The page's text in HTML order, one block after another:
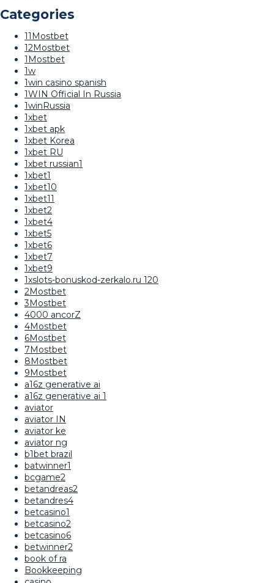
Categories
11Mostbet
12Mostbet
1Mostbet
1w
1win casino spanish
1WIN Official In Russia
1winRussia
1xbet
1xbet apk
1xbet Korea
1xbet RU
1xbet russian1
1xbet1
1xbet10
1xbet11
1xbet2
1xbet4
1xbet5
1xbet6
1xbet7
1xbet9
1xslots-bonuskod-zerkalo.ru 120
2Mostbet
3Mostbet
4000 ancorZ
4Mostbet
6Mostbet
7Mostbet
8Mostbet
9Mostbet
a16z generative ai
a16z generative ai 1
aviator
aviator IN
aviator ke
aviator ng
b1bet brazil
batwinner1
bcgame2
betandreas2
betandres4
betcasino1
betcasino2
betcasino6
betwinner2
book of ra
Bookkeeping